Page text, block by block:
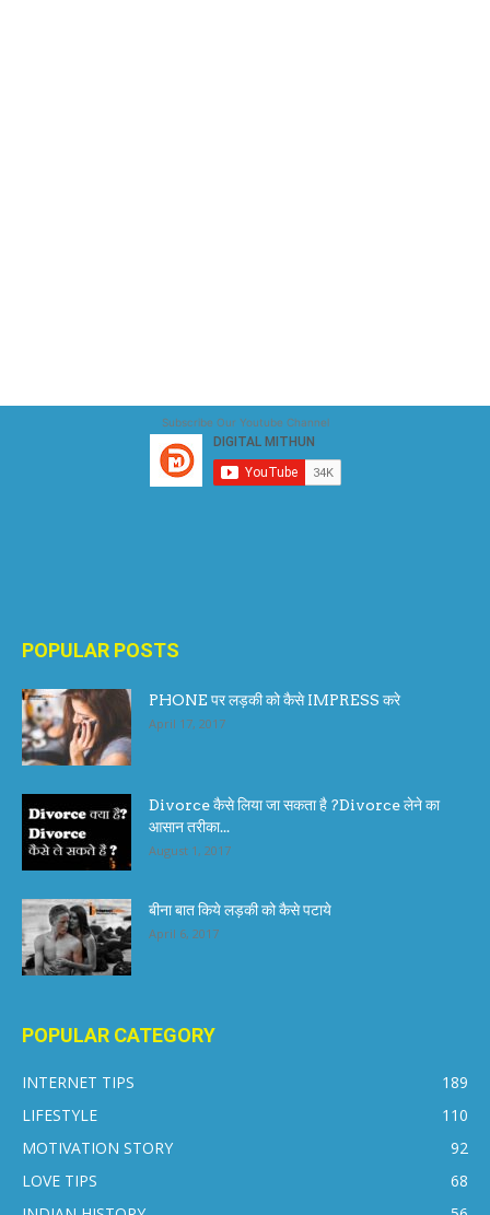
Subscribe Our Youtube Channel
POPULAR POSTS
PHONE पर लड़की को कैसे IMPRESS करे
April 17, 2017
Divorce कैसे लिया जा सकता है ?Divorce लेने का
आसान तरीका...
August 1, 2017
बीना बात किये लड़की को कैसे पटाये
April 6, 2017
POPULAR CATEGORY
INTERNET TIPS
189
LIFESTYLE
110
MOTIVATION STORY
92
LOVE TIPS
68